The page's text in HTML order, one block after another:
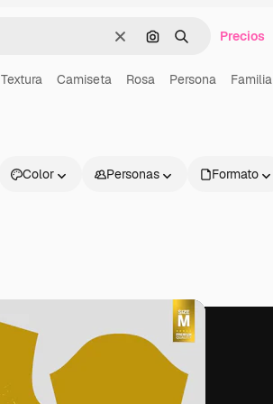
BorrarBuscar por imagen
BuscarPrecios
Textura Camiseta Rosa Persona Familia
Color Personas Formato
Información útil Empresa